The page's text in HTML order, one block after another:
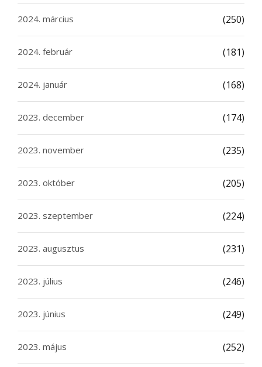
2024. március (250)
2024. február (181)
2024. január (168)
2023. december (174)
2023. november (235)
2023. október (205)
2023. szeptember (224)
2023. augusztus (231)
2023. július (246)
2023. június (249)
2023. május (252)